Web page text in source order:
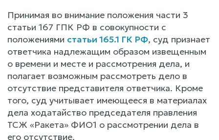
Принимая во внимание положения части 3
статьи 167 ГПК РФ в совокупности с
положениями статьи 165.1 ГК РФ, суд признает
ответчика надлежащим образом извещенным
о времени и месте и рассмотрения дела, и
полагает возможным рассмотреть дело в
отсутствие представителя ответчика. Кроме
того, суд учитывает имеющееся в материалах
дела ходатайство председателя правления
ТСЖ «Ракета» ФИО1 о рассмотрении дела в
его отсутствие.